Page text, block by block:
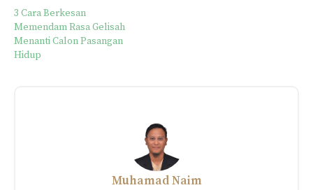
3 Cara Berkesan
Memendam Rasa Gelisah
Menanti Calon Pasangan
Hidup
Muhamad Naim